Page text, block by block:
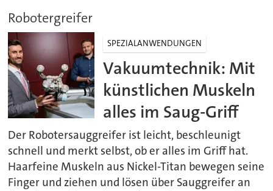
Robotergreifer
SPEZIALANWENDUNGEN
Vakuumtechnik: Mit
künstlichen Muskeln
alles im Saug-Griff
Der Robotersauggreifer ist leicht, beschleunigt
schnell und merkt selbst, ob er alles im Griff hat.
Haarfeine Muskeln aus Nickel-Titan bewegen seine
Finger und ziehen und lösen über Sauggreifer an